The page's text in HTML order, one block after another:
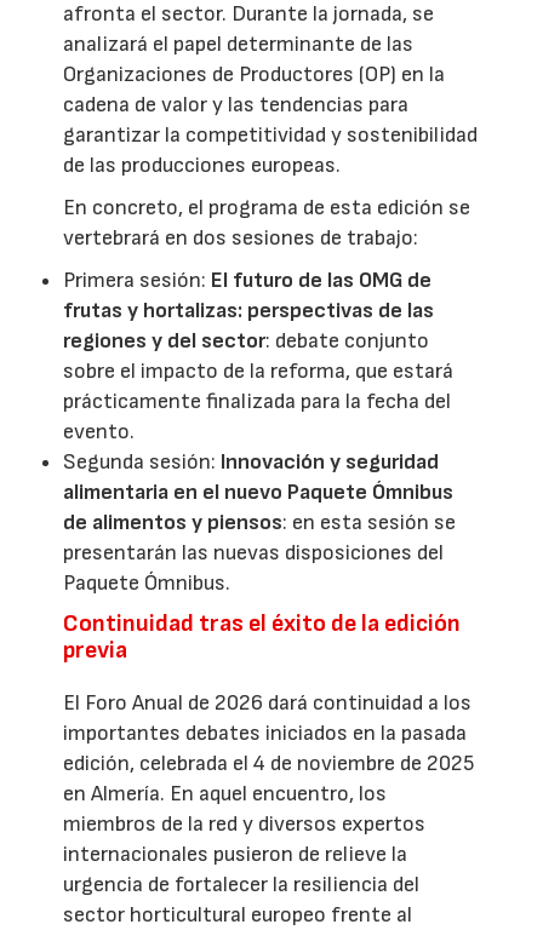
afronta el sector. Durante la jornada, se
analizará el papel determinante de las
Organizaciones de Productores (OP) en la
cadena de valor y las tendencias para
garantizar la competitividad y sostenibilidad
de las producciones europeas.
En concreto, el programa de esta edición se
vertebrará en dos sesiones de trabajo:
Primera sesión: El futuro de las OMG de
frutas y hortalizas: perspectivas de las
regiones y del sector: debate conjunto
sobre el impacto de la reforma, que estará
prácticamente finalizada para la fecha del
evento.
Segunda sesión: Innovación y seguridad
alimentaria en el nuevo Paquete Ómnibus
de alimentos y piensos: en esta sesión se
presentarán las nuevas disposiciones del
Paquete Ómnibus.
Continuidad tras el éxito de la edición
previa
El Foro Anual de 2026 dará continuidad a los
importantes debates iniciados en la pasada
edición, celebrada el 4 de noviembre de 2025
en Almería. En aquel encuentro, los
miembros de la red y diversos expertos
internacionales pusieron de relieve la
urgencia de fortalecer la resiliencia del
sector horticultural europeo frente al